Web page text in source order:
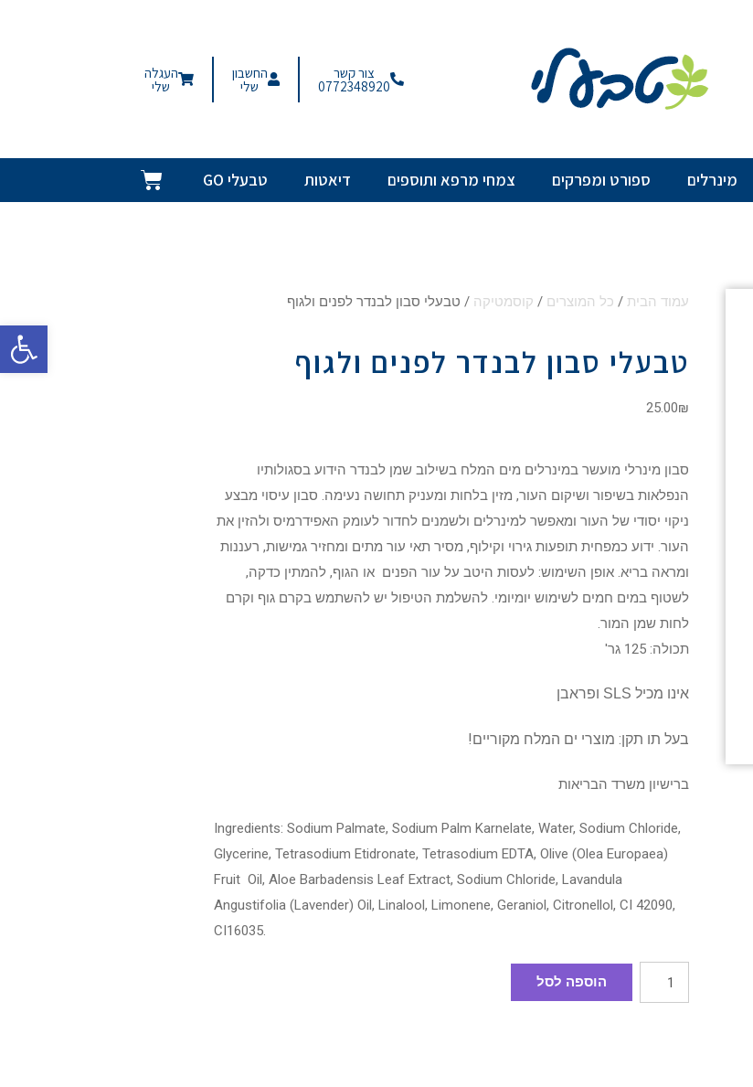
פתח
צור קשר
0772348920
החשבון
שלי
העגלה
שלי
מינרלים ספורט ומפרקים צמחי מרפא ותוספים דיאטות טבעלי GO
עמוד הבית / כל המוצרים / קוסמטיקה / טבעלי סבון לבנדר לפנים ולגוף
טבעלי סבון לבנדר לפנים ולגוף
25.00₪
סבון מינרלי מועשר במינרלים מים המלח בשילוב שמן לבנדר הידוע בסגולותיו
הנפלאות בשיפור ושיקום העור, מזין בלחות ומעניק תחושה נעימה. סבון עיסוי מבצע
ניקוי יסודי של העור ומאפשר למינרלים ולשמנים לחדור לעומק האפידרמיס ולהזין את
העור. ידוע כמפחית תופעות גירוי וקילוף, מסיר תאי עור מתים ומחזיר גמישות, רעננות
ומראה בריא. אופן השימוש: לעסות היטב על עור הפנים או הגוף, להמתין כדקה,
לשטוף במים חמים לשימוש יומיומי. להשלמת הטיפול יש להשתמש בקרם גוף וקרם
לחות שמן המור.
תכולה: 125 גר'
אינו מכיל SLS ופראבן
בעל תו תקן: מוצרי ים המלח מקוריים!
ברישיון משרד הבריאות
Ingredients: Sodium Palmate, Sodium Palm Karnelate, Water, Sodium Chloride,
Glycerine, Tetrasodium Etidronate, Tetrasodium EDTA, Olive (Olea Europaea)
Fruit Oil, Aloe Barbadensis Leaf Extract, Sodium Chloride, Lavandula
Angustifolia (Lavender) Oil, Linalool, Limonene, Geraniol, Citronellol, CI 42090,
CI16035.
הוספה לסל